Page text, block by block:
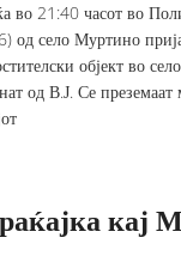
во 21:40 часот во
од село Муртино
објект во
од В.Ј. Се
кај